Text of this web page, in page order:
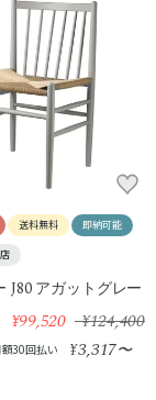
送料無料 即納可能
J80 アガットグレー
¥99,520 ¥124,400
30回払い ¥3,317〜